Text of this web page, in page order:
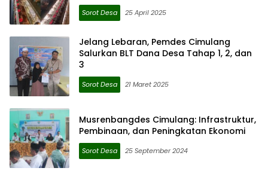
Sorot Desa 25 April 2025
Jelang Lebaran, Pemdes Cimulang
Salurkan BLT Dana Desa Tahap 1, 2, dan
3
Sorot Desa 21 Maret 2025
Musrenbangdes Cimulang: Infrastruktur,
Pembinaan, dan Peningkatan Ekonomi
Sorot Desa 25 September 2024